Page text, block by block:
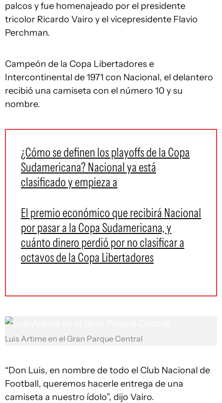
palcos y fue homenajeado por el presidente
tricolor Ricardo Vairo y el vicepresidente Flavio
Perchman.
Campeón de la Copa Libertadores e
Intercontinental de 1971 con Nacional, el delantero
recibió una camiseta con el número 10 y su
nombre.
¿Cómo se definen los playoffs de la Copa
Sudamericana? Nacional ya está
clasificado y empieza a
El premio económico que recibirá Nacional
por pasar a la Copa Sudamericana, y
cuánto dinero perdió por no clasificar a
octavos de la Copa Libertadores
Luis Artime en el Gran Parque Central
“Don Luis, en nombre de todo el Club Nacional de
Football, queremos hacerle entrega de una
camiseta a nuestro ídolo”, dijo Vairo.